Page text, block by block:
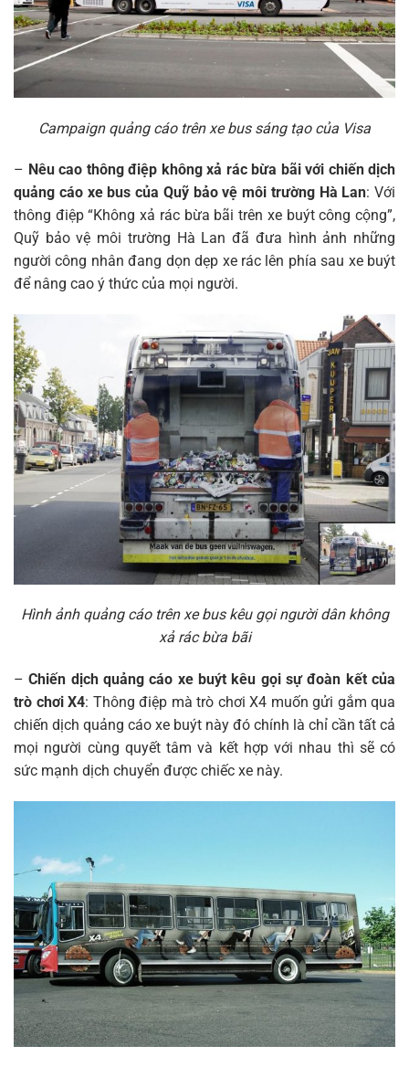
Campaign quảng cáo trên xe bus sáng tạo của Visa
– Nêu cao thông điệp không xả rác bừa bãi với chiến dịch
quảng cáo xe bus của Quỹ bảo vệ môi trường Hà Lan: Với
thông điệp “Không xả rác bừa bãi trên xe buýt công cộng”,
Quỹ bảo vệ môi trường Hà Lan đã đưa hình ảnh những
người công nhân đang dọn dẹp xe rác lên phía sau xe buýt
để nâng cao ý thức của mọi người.
Hình ảnh quảng cáo trên xe bus kêu gọi người dân không
xả rác bừa bãi
–Chiến dịch quảng cáo xe buýt kêu gọi sự đoàn kết của
trò chơi X4: Thông điệp mà trò chơi X4 muốn gửi gắm qua
chiến dịch quảng cáo xe buýt này đó chính là chỉ cần tất cả
mọi người cùng quyết tâm và kết hợp với nhau thì sẽ có
sức mạnh dịch chuyển được chiếc xe này.